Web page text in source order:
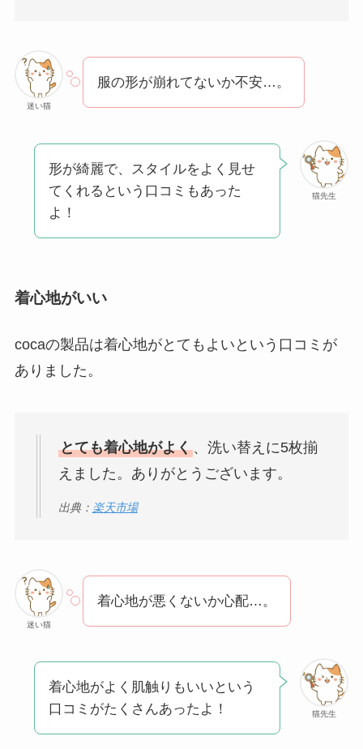
迷い猫
服の形が崩れてないか不安…。
猫先生
形が綺麗で、スタイルをよく見せ
てくれるという口コミもあった
よ！
着心地がいい
cocaの製品は着心地がとてもよいという口コミが
ありました。
とても着心地がよく、洗い替えに5枚揃
えました。ありがとうございます。
出典： 楽天市場
迷い猫
着心地が悪くないか心配…。
猫先生
着心地がよく肌触りもいいという
口コミがたくさんあったよ！